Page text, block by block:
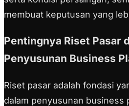
membuat keputusan yang
Pentingnya Riset Pasar
Penyusunan Business
Riset pasar adalah fondasi
dalam penyusunan business